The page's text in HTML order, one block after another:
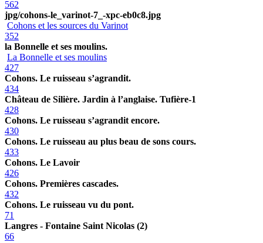
562
jpg/cohons-le_varinot-7_-xpc-eb0c8.jpg
Cohons et les sources du Varinot
352
la Bonnelle et ses moulins.
La Bonnelle et ses moulins
427
Cohons. Le ruisseau s’agrandit.
434
Château de Silière. Jardin à l’anglaise. Tufière-1
428
Cohons. Le ruisseau s’agrandit encore.
430
Cohons. Le ruisseau au plus beau de sons cours.
433
Cohons. Le Lavoir
426
Cohons. Premières cascades.
432
Cohons. Le ruisseau vu du pont.
71
Langres - Fontaine Saint Nicolas (2)
66